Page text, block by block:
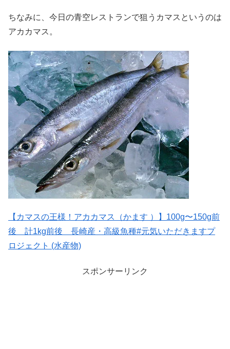
ちなみに、今日の青空レストランで狙うカマスというのは
アカカマス。
【カマスの王様！アカカマス（かます ）】100g〜150g前
後 計1kg前後 長崎産・高級魚種#元気いただきますプ
ロジェクト (水産物)
スポンサーリンク